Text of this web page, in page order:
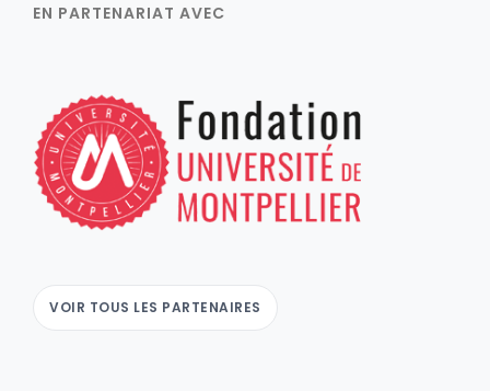
EN PARTENARIAT AVEC
VOIR TOUS LES PARTENAIRES